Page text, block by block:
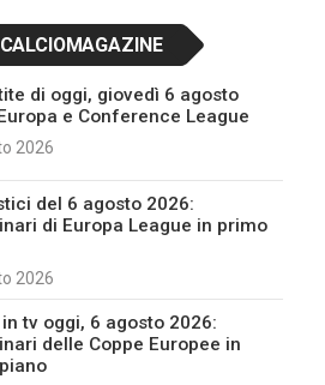
di oggi, giovedì 6 agosto
e Conference League
2026
del 6 agosto 2026:
di Europa League in primo
2026
tv oggi, 6 agosto 2026:
delle Coppe Europee in